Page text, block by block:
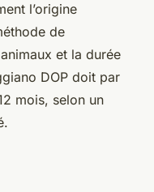
l’origine
de
et la durée
DOP doit par
mois, selon un